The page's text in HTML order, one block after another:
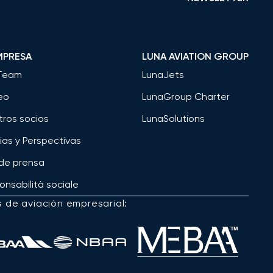
socios
y Perspectivas
prensa
sociale
LUNA AVIATION GROUP
LunaJets
LunaGroup Charter
LunaSolutions
de aviación empresarial: